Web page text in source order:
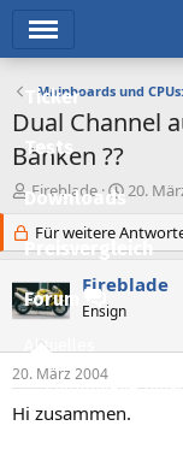
Ticker
Tests
Downloads
Preisvergleich
Forum
Aktuelles
Empfohlene
Mainboards und
Dual Channel
Bänken ??
E
r
s
t
l
l
Fireblade
E
s
t
e
l
m
20.
Für weitere
Fireblade
Ensign
20. März 2004
Hi zusammen.